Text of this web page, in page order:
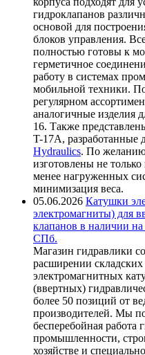
гидроклапанов
основой для
блоков управления.
полностью готовы к
герметичное
работу в системах
мобильной техники.
регулярном
аналогичные изделия
16. Также
T-17A, разработанные
Hydraulics. По желанию
изготовлены не
менее нагруженных
минимизация веса.
05.06.2026 Катушки
электромагниты) для
клапанов в наличии на
СПб.
Магазин гидравлики
расширении складских
электромагнитных
(ввертных)
более 50 позиций от
производителей. Мы
бесперебойная работа
промышленности,
хозяйстве и